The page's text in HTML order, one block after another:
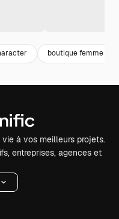
boutique femme
à vos meilleurs projets.
entreprises, agences et